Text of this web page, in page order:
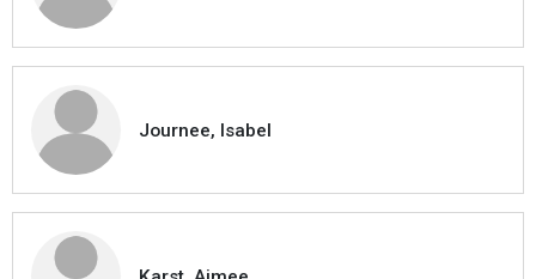
Journee, Isabel